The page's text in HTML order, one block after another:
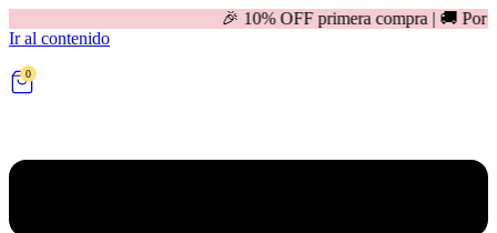
🎉 10% OFF primera compra | 🚚 Por compras
Ir al contenido
0